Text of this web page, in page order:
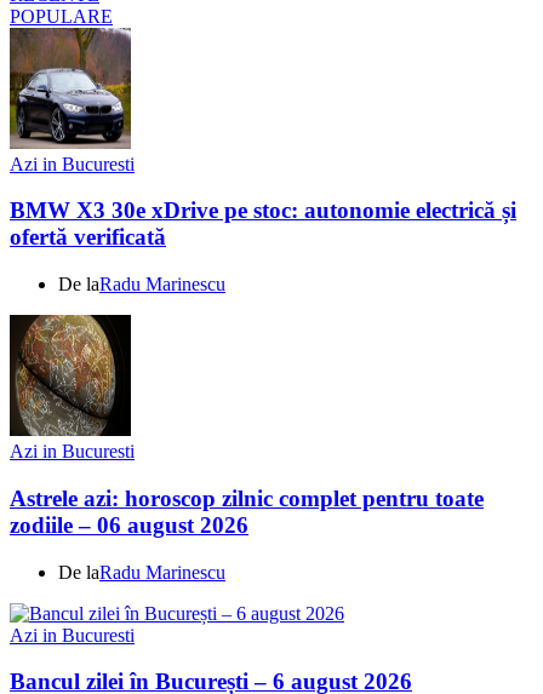
POPULARE
Azi in Bucuresti
BMW X3 30e xDrive pe stoc: autonomie electrică și
ofertă verificată
De laRadu Marinescu
Azi in Bucuresti
Astrele azi: horoscop zilnic complet pentru toate
zodiile – 06 august 2026
De laRadu Marinescu
Azi in Bucuresti
Bancul zilei în București – 6 august 2026